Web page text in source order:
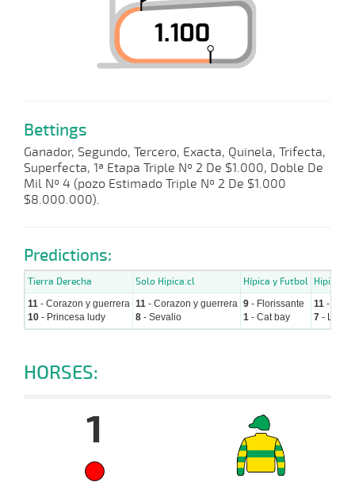
Bettings
Ganador, Segundo, Tercero, Exacta, Quinela, Trifecta,
Superfecta, 1ª Etapa Triple Nº 2 De $1.000, Doble De
Mil Nº 4 (pozo Estimado Triple Nº 2 De $1.000
$8.000.000).
Predictions:
Tierra Derecha Solo Hipica.cl Hípica y Futbol Hipicos.cl
11 - Corazon y guerrera
10 - Princesa ludy
11 - Corazon y guerrera
8 - Sevalio
9 - Florissante
1 - Cat bay
11 -
7 - La
HORSES:
1